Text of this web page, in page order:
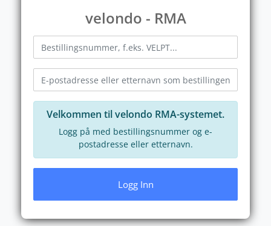
velondo - RMA
Velkommen til velondo RMA-systemet.
Logg på med bestillingsnummer og e-
postadresse eller etternavn.
Logg Inn